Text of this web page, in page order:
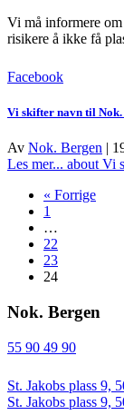
Vi må informere om
risikere å ikke få
Facebook
Vi skifter navn til Nok.
Av Nok. Bergen |
Les mer... about Vi
« Forrige
1
…
22
23
24
Nok. Bergen
55 90 49 90
St. Jakobs plass 9,
St. Jakobs plass 9,